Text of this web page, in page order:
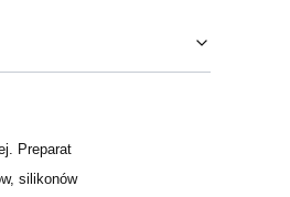
Preparat
silikonów